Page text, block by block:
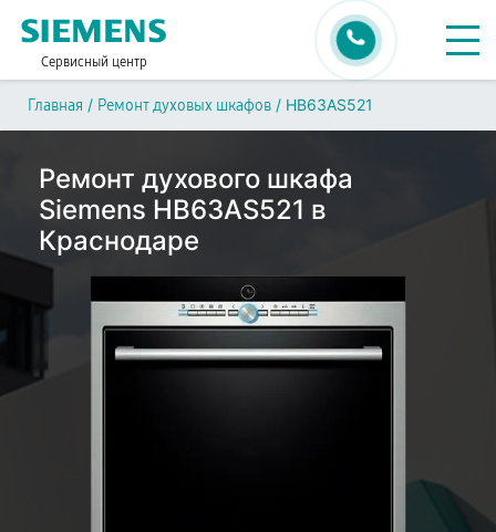
Сервисный центр
Главная / Ремонт духовых шкафов / HB63AS521
Ремонт духового шкафа
Siemens HB63AS521 в
Краснодаре